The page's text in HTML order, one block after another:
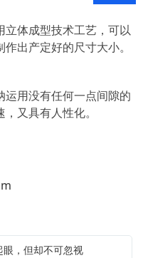
体成型技术工艺，可以
出产定好的尺寸大小。
用没有任何一点间隙的
又具有人性化。
，但却不可忽视